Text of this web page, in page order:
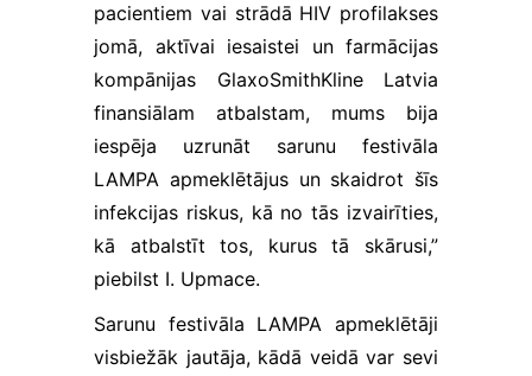
pacientiem vai strādā HIV profilakses
jomā, aktīvai iesaistei un farmācijas
kompānijas GlaxoSmithKline Latvia
finansiālam atbalstam, mums bija
iespēja uzrunāt sarunu festivāla
LAMPA apmeklētājus un skaidrot šīs
infekcijas riskus, kā no tās izvairīties,
kā atbalstīt tos, kurus tā skārusi,”
piebilst I. Upmace.
Sarunu festivāla LAMPA apmeklētāji
visbiežāk jautāja, kādā veidā var sevi